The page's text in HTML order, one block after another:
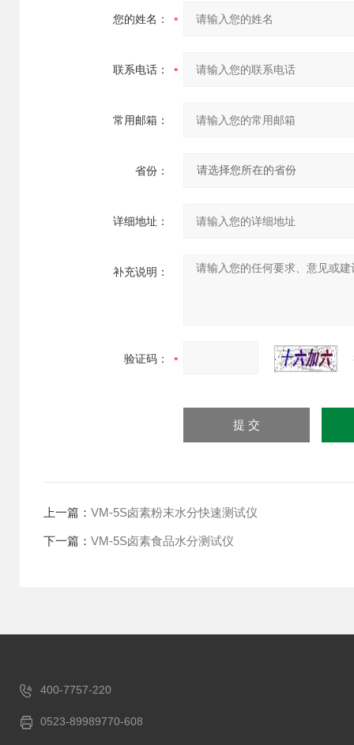
您的姓名：
联系电话：
常用邮箱：
省份：
详细地址：
补充说明：
验证码：
上一篇： VM-5S卤素粉末水分快速测试仪
下一篇： VM-5S卤素食品水分测试仪
400-7757-220
0523-89989770-608